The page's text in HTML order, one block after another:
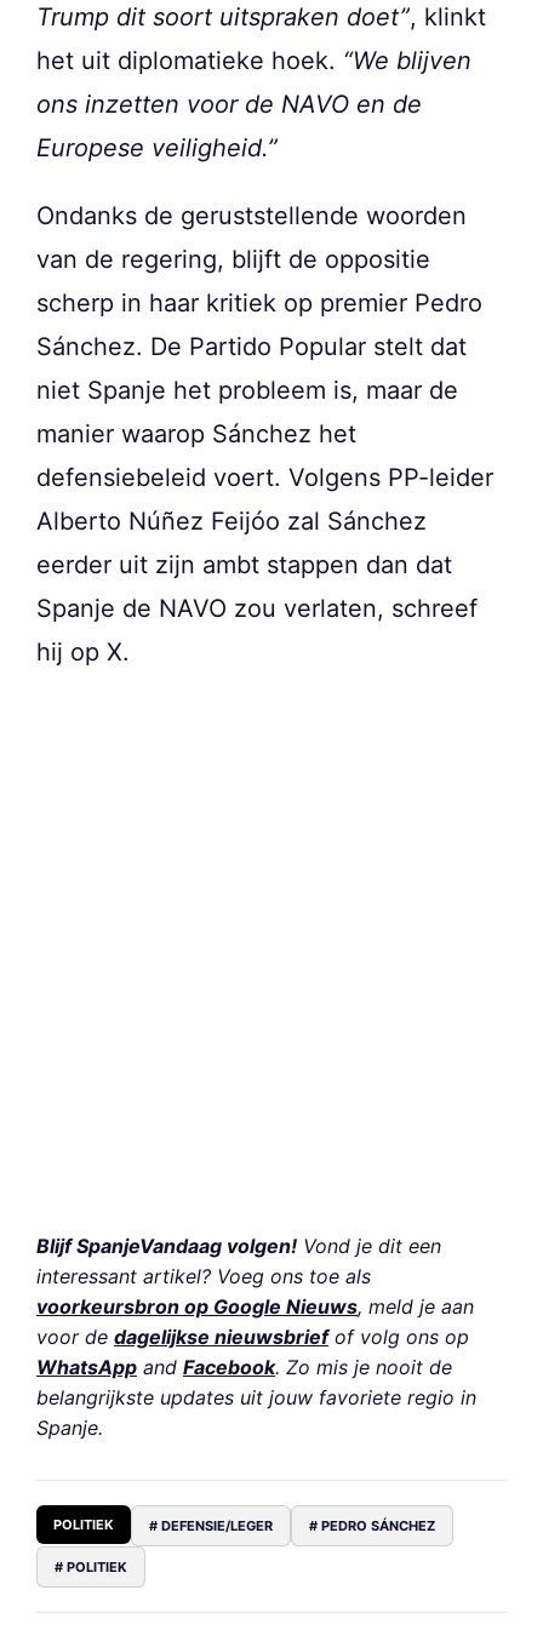
Trump dit soort uitspraken doet”, klinkt
het uit diplomatieke hoek. “We blijven
ons inzetten voor de NAVO en de
Europese veiligheid.”
Ondanks de geruststellende woorden
van de regering, blijft de oppositie
scherp in haar kritiek op premier Pedro
Sánchez. De Partido Popular stelt dat
niet Spanje het probleem is, maar de
manier waarop Sánchez het
defensiebeleid voert. Volgens PP-leider
Alberto Núñez Feijóo zal Sánchez
eerder uit zijn ambt stappen dan dat
Spanje de NAVO zou verlaten, schreef
hij op X.
Blijf SpanjeVandaag volgen! Vond je dit een
interessant artikel? Voeg ons toe als
voorkeursbron op Google Nieuws, meld je aan
voor de dagelijkse nieuwsbriefof volg ons op
WhatsApp and Facebook. Zo mis je nooit de
belangrijkste updates uit jouw favoriete regio in
Spanje.
POLITIEK # DEFENSIE/LEGER # PEDRO SÁNCHEZ
# POLITIEK